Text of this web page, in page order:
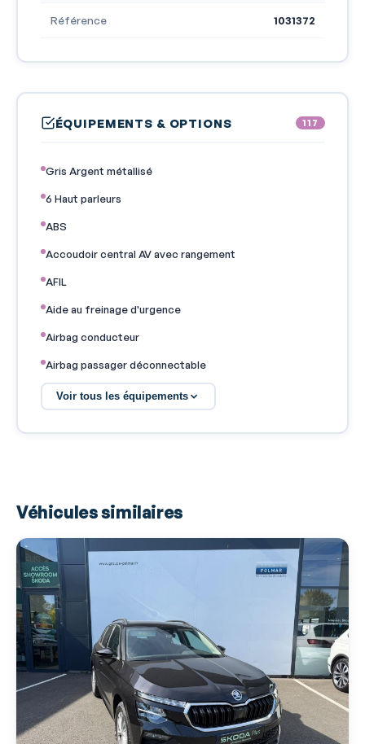
Référence 1031372
ÉQUIPEMENTS & OPTIONS 117
Gris Argent métallisé
6 Haut parleurs
ABS
Accoudoir central AV avec rangement
AFIL
Aide au freinage d'urgence
Airbag conducteur
Airbag passager déconnectable
Airbags latéraux avant
Antidémarrage électronique
Appel d'Urgence Localisé
Arrêt et redémarrage auto. du moteur
Assistance de maintien de trajectoire
Bacs de portes arrière
Bacs de portes avant
Banquette 60/40
Banquette AR rabattable
Voir tous les équipements
Véhicules similaires